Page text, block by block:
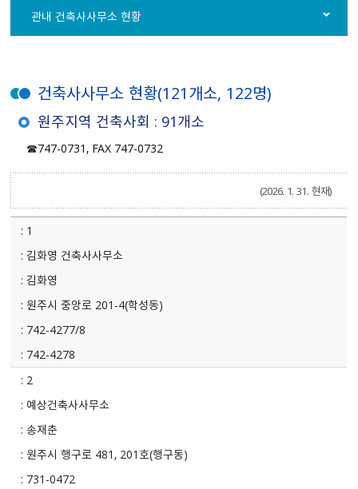
관내 건축사사무소 현황
건축사사무소 현황(121개소, 122명)
원주지역 건축사회 : 91개소
☎747-0731, FAX 747-0732
(2026. 1. 31. 현재)
1
김화영 건축사사무소
김화영
원주시 중앙로 201-4(학성동)
742-4277/8
742-4278
2
예상건축사사무소
송재춘
원주시 행구로 481, 201호(행구동)
731-0472